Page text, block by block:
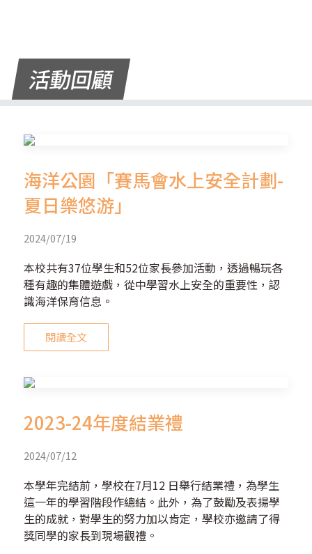
活動回顧
海洋公園「賽馬會水上安全計劃-
夏日樂悠游」
2024/07/19
本校共有37位學生和52位家長參加活動，透過暢玩各
種有趣的集體遊戲，從中學習水上安全的重要性，認
識海洋保育信息。
閱讀全文
2023-24年度結業禮
2024/07/12
本學年完結前，學校在7月12 日舉行結業禮，為學生
這一年的學習階段作總結。此外，為了鼓勵及表揚學
生的成就，對學生的努力加以肯定，學校亦邀請了得
獎同學的家長到現場觀禮。